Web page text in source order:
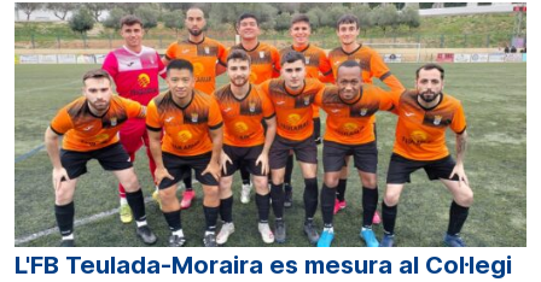
L'FB Teulada-Moraira es mesura al Col·legi